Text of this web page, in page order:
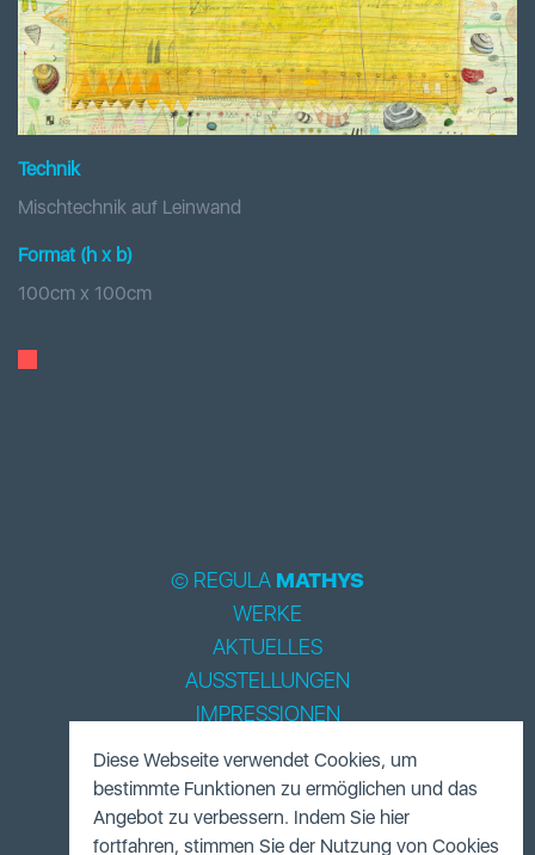
Technik
Mischtechnik auf Leinwand
Format (h x b)
100cm x 100cm
© REGULA MATHYS
WERKE
AKTUELLES
AUSSTELLUNGEN
IMPRESSIONEN
BIOGRAPHIE
LITERATUR
ACCESSOIRES
FUNDUS
Diese Webseite verwendet Cookies, um
bestimmte Funktionen zu ermöglichen und das
Angebot zu verbessern. Indem Sie hier
fortfahren, stimmen Sie der Nutzung von Cookies